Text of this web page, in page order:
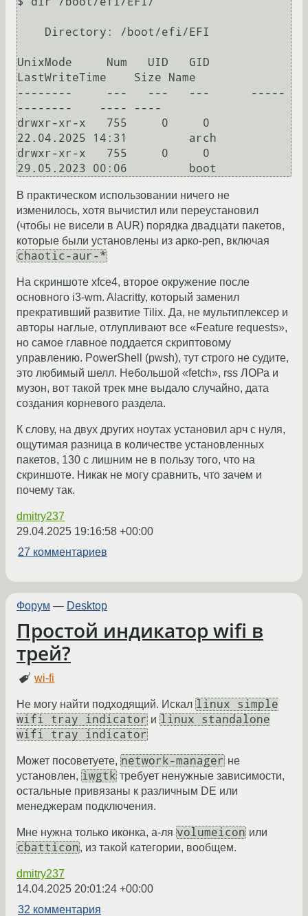
UnixMode     Num   UID   GID
LastWriteTime    Size Name
--------     ---   ---   ---      -----
--------    ---- ----
drwxr-xr-x   755     0     0
22.04.2025 14:31         arch
drwxr-xr-x   755     0     0
В практическом использовании ничего не
изменилось, хотя вычистил или переустановил
(чтобы не висели в AUR) порядка двадцати пакетов,
которые были установлены из арко-реп, включая
chaotic-aur-*
На скриншоте xfce4, второе окружение после
основного i3-wm. Alacritty, который заменил
прекративший развитие Tilix. Да, не мультиплексер и
авторы наглые, отлупливают все «Feature requests»,
но самое главное поддается скриптовому
управлению. PowerShell (pwsh), тут строго не судите,
это любимый шелл. Небольшой «fetch», rss ЛОРа и
музон, вот такой трек мне выдало случайно, дата
создания корневого раздела.
К слову, на двух других ноутах установил арч с нуля,
ощутимая разница в количестве установленных
пакетов, 130 с лишним не в пользу того, что на
скриншоте. Никак не могу сравнить, что зачем и
почему так.
dmitry237
29.04.2025 19:16:58 +00:00
27 комментариев
Форум — Desktop
Простой индикатор wifi в
трей?
wi-fi
Не могу найти подходящий. Искал linux simple
wifi tray indicator и linux standalone
wifi tray indicator
Может посоветуете, network-manager не
установлен, iwgtk требует ненужные зависимости,
остальные привязаны к различным DE или
менеджерам подключения.
Мне нужна только иконка, а-ля volumeicon или
cbatticon, из такой категории, вообщем.
dmitry237
14.04.2025 20:01:24 +00:00
32 комментария